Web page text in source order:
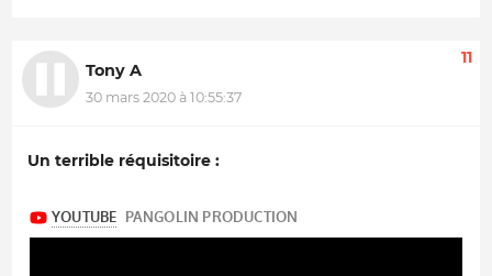
Tony A
30 mars 2020 à 10:55:37
11
Un terrible réquisitoire :